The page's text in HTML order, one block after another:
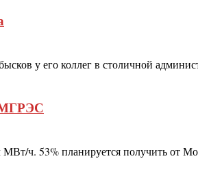
у его коллег в столичной
МГРЭС
МВт/ч. 53% планируется получить